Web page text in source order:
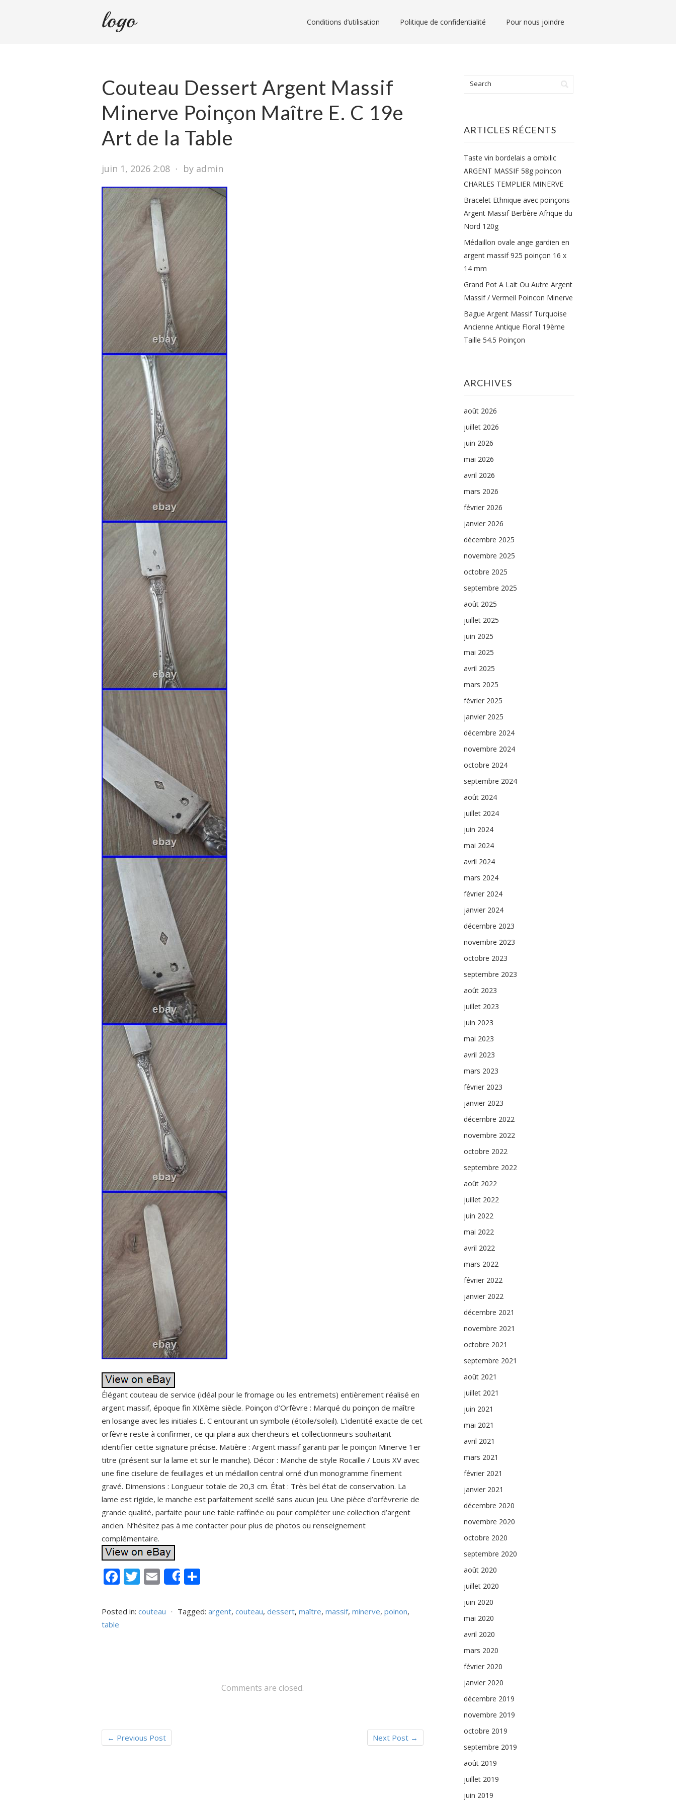
Conditions d’utilisation Politique de confidentialité Pour nous joindre
Couteau Dessert Argent Massif
Minerve Poinçon Maître E. C 19e
Art de la Table
juin 1, 2026 2:08 ⋅ by admin
Élégant couteau de service (idéal pour le fromage ou les entremets) entièrement réalisé en
argent massif, époque fin XIXème siècle. Poinçon d’Orfèvre : Marqué du poinçon de maître
en losange avec les initiales E. C entourant un symbole (étoile/soleil). L’identité exacte de cet
orfèvre reste à confirmer, ce qui plaira aux chercheurs et collectionneurs souhaitant
identifier cette signature précise. Matière : Argent massif garanti par le poinçon Minerve 1er
titre (présent sur la lame et sur le manche). Décor : Manche de style Rocaille / Louis XV avec
une fine ciselure de feuillages et un médaillon central orné d’un monogramme finement
gravé. Dimensions : Longueur totale de 20,3 cm. État : Très bel état de conservation. La
lame est rigide, le manche est parfaitement scellé sans aucun jeu. Une pièce d’orfèvrerie de
grande qualité, parfaite pour une table raffinée ou pour compléter une collection d’argent
ancien. N’hésitez pas à me contacter pour plus de photos ou renseignement
complémentaire.
F
e
T
itt
E
ai
Share
ta
Posted in: couteau ⋅ Tagged: argent, couteau, dessert, maître, massif, minerve, poinon,
table
Comments are closed.
← Previous Post Next Post →
ARTICLES RÉCENTS
Taste vin bordelais a ombilic
ARGENT MASSIF 58g poincon
CHARLES TEMPLIER MINERVE
Bracelet Ethnique avec poinçons
Argent Massif Berbère Afrique du
Nord 120g
Médaillon ovale ange gardien en
argent massif 925 poinçon 16 x
14 mm
Grand Pot A Lait Ou Autre Argent
Massif / Vermeil Poincon Minerve
Bague Argent Massif Turquoise
Ancienne Antique Floral 19ème
Taille 54.5 Poinçon
ARCHIVES
août 2026
juillet 2026
juin 2026
mai 2026
avril 2026
mars 2026
février 2026
janvier 2026
décembre 2025
novembre 2025
octobre 2025
septembre 2025
août 2025
juillet 2025
juin 2025
mai 2025
avril 2025
mars 2025
février 2025
janvier 2025
décembre 2024
novembre 2024
octobre 2024
septembre 2024
août 2024
juillet 2024
juin 2024
mai 2024
avril 2024
mars 2024
février 2024
janvier 2024
décembre 2023
novembre 2023
octobre 2023
septembre 2023
août 2023
juillet 2023
juin 2023
mai 2023
avril 2023
mars 2023
février 2023
janvier 2023
décembre 2022
novembre 2022
octobre 2022
septembre 2022
août 2022
juillet 2022
juin 2022
mai 2022
avril 2022
mars 2022
février 2022
janvier 2022
décembre 2021
novembre 2021
octobre 2021
septembre 2021
août 2021
juillet 2021
juin 2021
mai 2021
avril 2021
mars 2021
février 2021
janvier 2021
décembre 2020
novembre 2020
octobre 2020
septembre 2020
août 2020
juillet 2020
juin 2020
mai 2020
avril 2020
mars 2020
février 2020
janvier 2020
décembre 2019
novembre 2019
octobre 2019
septembre 2019
août 2019
juillet 2019
juin 2019